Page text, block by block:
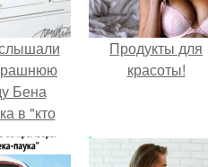
Бена
в "кто
стать
Продукты для
красоты!